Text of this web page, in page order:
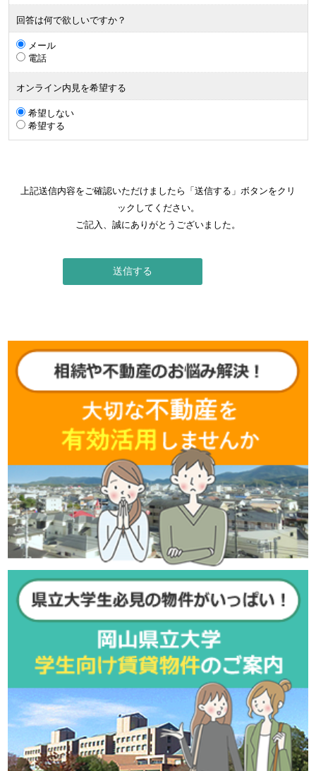
回答は何で欲しいですか？
メール
電話
オンライン内見を希望する
希望しない
希望する
上記送信内容をご確認いただけましたら「送信する」ボタンをクリ
ックしてください。
ご記入、誠にありがとうございました。